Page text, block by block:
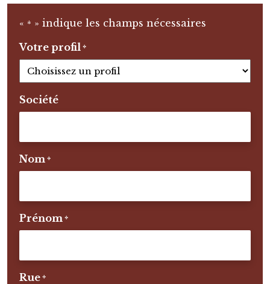
« * » indique les champs nécessaires
Votre profil*
Société
Nom*
Prénom*
Rue*